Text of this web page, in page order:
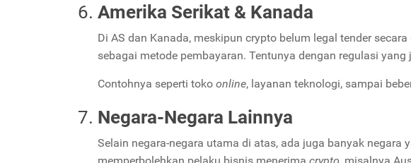
Amerika Serikat & Kanada
Di AS dan Kanada, meskipun crypto belum legal tender
sebagai metode pembayaran. Tentunya dengan regulasi
Contohnya seperti toko online, layanan teknologi, sampai
Negara-Negara Lainnya
Selain negara-negara utama di atas, ada juga banyak negara